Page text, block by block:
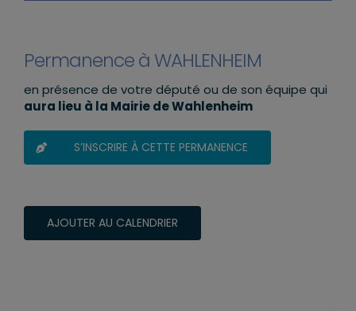
Permanence à WAHLENHEIM
en présence de votre député ou de son équipe qui
aura lieu à la Mairie de Wahlenheim
S’INSCRIRE À CETTE PERMANENCE
AJOUTER AU CALENDRIER